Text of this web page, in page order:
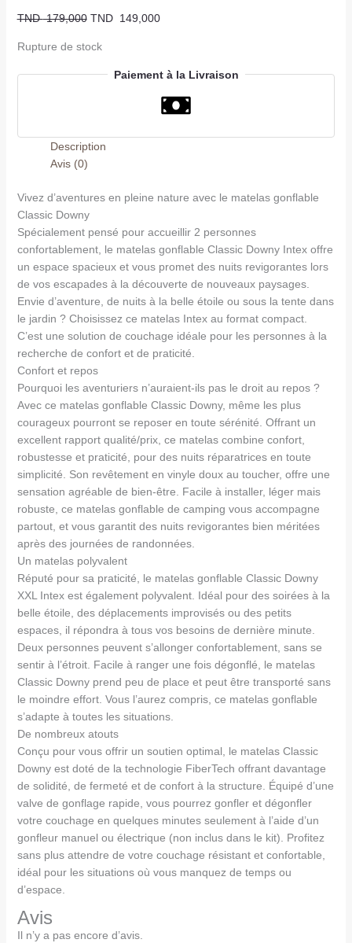
TND179,000 TND 149,000
Rupture de stock
Paiement à la Livraison
Description
Avis (0)
Vivez d’aventures en pleine nature avec le matelas gonflable
Classic Downy
Spécialement pensé pour accueillir 2 personnes
confortablement, le matelas gonflable Classic Downy Intex offre
un espace spacieux et vous promet des nuits revigorantes lors
de vos escapades à la découverte de nouveaux paysages.
Envie d’aventure, de nuits à la belle étoile ou sous la tente dans
le jardin ? Choisissez ce matelas Intex au format compact.
C’est une solution de couchage idéale pour les personnes à la
recherche de confort et de praticité.
Confort et repos
Pourquoi les aventuriers n’auraient-ils pas le droit au repos ?
Avec ce matelas gonflable Classic Downy, même les plus
courageux pourront se reposer en toute sérénité. Offrant un
excellent rapport qualité/prix, ce matelas combine confort,
robustesse et praticité, pour des nuits réparatrices en toute
simplicité. Son revêtement en vinyle doux au toucher, offre une
sensation agréable de bien-être. Facile à installer, léger mais
robuste, ce matelas gonflable de camping vous accompagne
partout, et vous garantit des nuits revigorantes bien méritées
après des journées de randonnées.
Un matelas polyvalent
Réputé pour sa praticité, le matelas gonflable Classic Downy
XXL Intex est également polyvalent. Idéal pour des soirées à la
belle étoile, des déplacements improvisés ou des petits
espaces, il répondra à tous vos besoins de dernière minute.
Deux personnes peuvent s’allonger confortablement, sans se
sentir à l’étroit. Facile à ranger une fois dégonflé, le matelas
Classic Downy prend peu de place et peut être transporté sans
le moindre effort. Vous l’aurez compris, ce matelas gonflable
s’adapte à toutes les situations.
De nombreux atouts
Conçu pour vous offrir un soutien optimal, le matelas Classic
Downy est doté de la technologie FiberTech offrant davantage
de solidité, de fermeté et de confort à la structure. Équipé d’une
valve de gonflage rapide, vous pourrez gonfler et dégonfler
votre couchage en quelques minutes seulement à l’aide d’un
gonfleur manuel ou électrique (non inclus dans le kit). Profitez
sans plus attendre de votre couchage résistant et confortable,
idéal pour les situations où vous manquez de temps ou
d’espace.
Avis
Il n’y a pas encore d’avis.